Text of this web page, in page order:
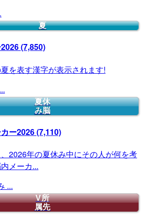
夏
(7,850)
を表す漢字が表示されます!
...
夏休
み脳
ー2026(7,110)
2026年の夏休み中にその人が何を考
メーカ...
...
V所
属先